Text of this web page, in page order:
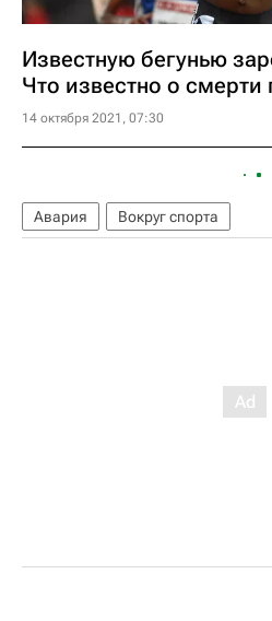
Известную бегунью
Что известно о
14 октября 2021, 07:30
Авария Вокруг спорта